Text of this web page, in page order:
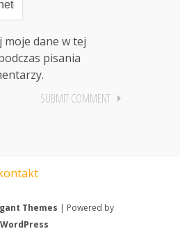
moje dane w tej
pisania
Themes | Powered by
WordPress